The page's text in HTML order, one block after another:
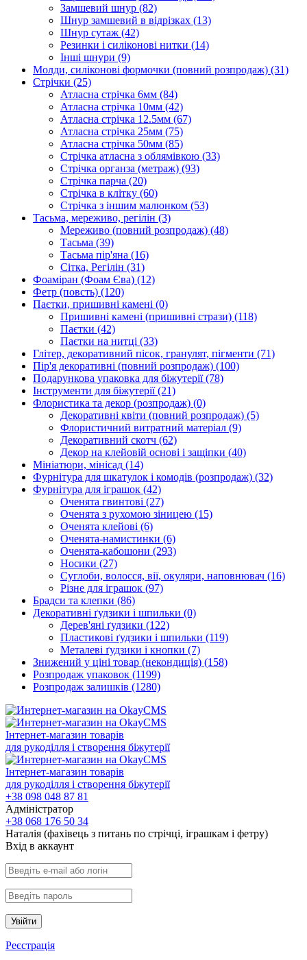
Замшевий шнур (82)
Шнур замшевий в відрізках (13)
Шнур сутаж (42)
Резинки і силіконові нитки (14)
Інші шнури (9)
Молди, силіконові формочки (повний розпродаж) (31)
Стрічки (25)
Атласна стрічка 6мм (84)
Атласна стрічка 10мм (42)
Атласна стрічка 12.5мм (67)
Атласна стрічка 25мм (75)
Атласна стрічка 50мм (85)
Стрічка атласна з облямівкою (33)
Стрічка органза (метраж) (93)
Стрічка парча (20)
Стрічка в клітку (60)
Стрічка з іншим малюнком (53)
Тасьма, мереживо, регілін (3)
Мереживо (повний розпродаж) (48)
Тасьма (39)
Тасьма пір'яна (16)
Сітка, Регілін (31)
Фоаміран (Фоам Єва) (12)
Фетр (повсть) (120)
Паєтки, пришивні камені (0)
Пришивні камені (пришивні стрази) (118)
Паєтки (42)
Паєтки на нитці (33)
Глітер, декоративний пісок, гранулят, пігменти (71)
Пір'я декоративні (повний розпродаж) (100)
Подарункова упаковка для біжутерії(78)
Інструменти для біжутерії(21)
Флористика та декор (розпродаж) (0)
Декоративні квіти (повний розпродаж) (5)
Флористичний витратний матеріал (9)
Декоративний скотч (62)
Декор на клейовій основі і защіпки (40)
Мініатюри, мінісад (14)
Фурнітура для шкатулок і комодів (розпродаж) (32)
Фурнітура для іграшок (42)
Оченята гвинтові (27)
Оченята з рухомою зіницею (15)
Оченята клейові (6)
Оченята-намистинки (6)
Оченята-кабошони (293)
Носики (27)
Суглоби, волосся, вії, окуляри, наповнювач (16)
Різне для іграшок (97)
Брадси та клепки (86)
Декоративні ґудзики і шпильки (0)
Дерев'яні ґудзики (122)
Пластикові ґудзики і шпильки (119)
Металеві ґудзики і кнопки (7)
Знижений у ціні товар (некондиція) (158)
Розпродаж упаковок (1199)
Розпродаж залишків (1280)
Інтернет-магазин товарів
для рукоділля і створення біжутерії
Інтернет-магазин товарів
для рукоділля і створення біжутерії
+38 098 048 87 81
Адміністратор
+38 068 176 50 34
Наталія (фахівець з питань по стрічці, іграшкам і фетру)
Вхiд в аккаунт
Увійти
Реєстрація